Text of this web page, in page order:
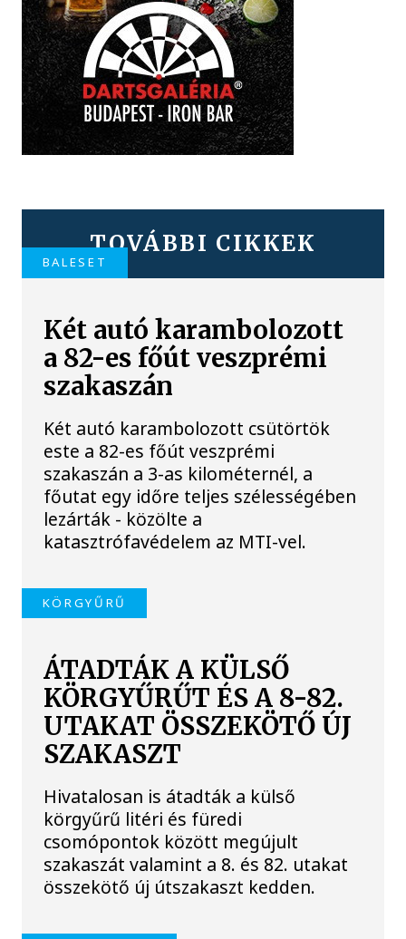
TOVÁBBI CIKKEK
BALESET
Két autó karambolozott
a 82-es főút veszprémi
szakaszán
Két autó karambolozott csütörtök
este a 82-es főút veszprémi
szakaszán a 3-as kilométernél, a
főutat egy időre teljes szélességében
lezárták - közölte a
katasztrófavédelem az MTI-vel.
KÖRGYŰRŰ
ÁTADTÁK A KÜLSŐ
KÖRGYŰRŰT ÉS A 8-82.
UTAKAT ÖSSZEKÖTŐ ÚJ
SZAKASZT
Hivatalosan is átadták a külső
körgyűrű litéri és füredi
csomópontok között megújult
szakaszát valamint a 8. és 82. utakat
összekötő új útszakaszt kedden.